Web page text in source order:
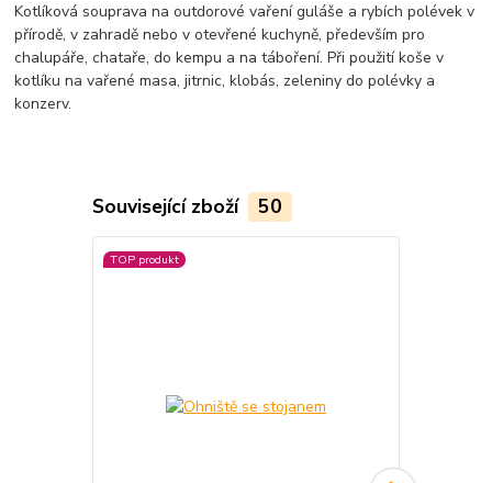
Kotlíková souprava na outdorové vaření guláše a rybích polévek v
přírodě, v zahradě nebo v otevřené kuchyně, především pro
chalupáře, chataře, do kempu a na táboření. Při použití koše v
kotlíku na vařené masa, jitrnic, klobás, zeleniny do polévky a
konzerv.
Související zboží 50
TOP produkt